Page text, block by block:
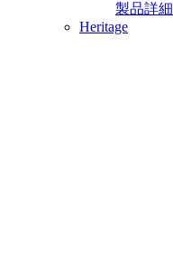
製品詳細
Heritage